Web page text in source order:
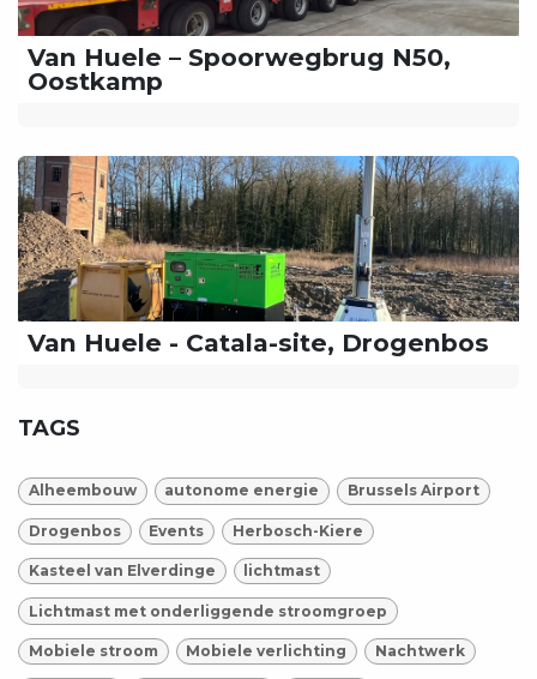
Van Huele – Spoorwegbrug N50,
Oostkamp
Van Huele - Catala-site, Drogenbos
TAGS
Alheembouw autonome energie Brussels Airport
Drogenbos Events Herbosch-Kiere
Kasteel van Elverdinge lichtmast
Lichtmast met onderliggende stroomgroep
Mobiele stroom Mobiele verlichting Nachtwerk